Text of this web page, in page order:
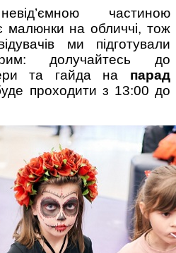
частиною
малюнки на обличчі, тож
ми підготували
долучайтесь до
та гайда на парад
проходити з 13:00 до